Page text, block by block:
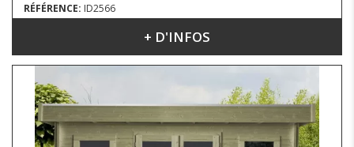
RÉFÉRENCE: ID2566
DIMENSIONS : 4.43 X 3.63 M+ D'INFOS